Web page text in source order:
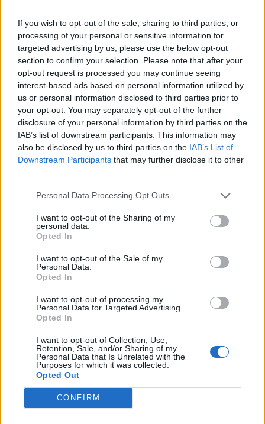
If you wish to opt-out of the sale, sharing to third parties, or
processing of your personal or sensitive information for
targeted advertising by us, please use the below opt-out
section to confirm your selection. Please note that after your
opt-out request is processed you may continue seeing
interest-based ads based on personal information utilized by
us or personal information disclosed to third parties prior to
your opt-out. You may separately opt-out of the further
disclosure of your personal information by third parties on the
IAB’s list of downstream participants. This information may
also be disclosed by us to third parties on the IAB’s List of
Downstream Participants that may further disclose it to other
Personal Data Processing Opt Outs
I want to opt-out of the Sharing of my
personal data.
Opted In
I want to opt-out of the Sale of my
Personal Data.
Opted In
I want to opt-out of processing my
Personal Data for Targeted Advertising.
Opted In
I want to opt-out of Collection, Use,
Retention, Sale, and/or Sharing of my
Personal Data that Is Unrelated with the
Purposes for which it was collected.
Opted Out
CONFIRM
Frank implementa così l’attacco leggero, un 4-2-3-1
spettacolare, con Wissa prima punta, Mbeumo,
Damsgaard e Shade dietro di lui. Arrivano gol a grappoli,
con 3 giocatori sopra la doppia cifra. Poi le cessioni estive,
come abbiamo scritto in precedenza. E così affacciandosi
alla stagione attuale, in molti nutrono dei dubbi sull’attacco
delle Bees. Adesso il mondo sembra essersi capovolto.
Un nuovo idolo
In una Premier dove Erling Haaland domina, c’è un uomo
solo in grado di tenere il suo ritmo, proprio Igor Thiago. Il
numero 9 biancorossoè già a quota 16 reti, condite con
ben 5 doppiette ed una tripletta. Solo nelle ultime due
giornate ha realizzato 5 gol. Thiago sembra sguazzare nel
campionato più difficile al mondo, come se avesse sempre
dal suo attaccante: “Non è normale che i giocatori
provengano dal calcio bulgaro o belga, siano fuori per
impatto sulla Premier League come ha fatto lui
Probabilmente direi una bugia se dicessi che me lo sarei
aspettato.”. Ma Thiago è un attaccante vero. 1.91 che
combina la forza fisica, ad una mobilità di livello. Si sbatte,
va a duello, attacca la profondità, e segna. I dati sono dalla
sua parte, dato che dai 12.6 gol attesi, Igor Thiago ne ha
messi a segno 16. Un altro dato in cui eccelle sono i rigori.
Il gioco diretto di Andrews sembra cucito dal sarto per il
gigante con la 9 sulla schiena. E chissà che Carlo
Ancelotti non ci faccia un pensierino
proposito di Brasile, Thiago è il giocatore brasiliano ad
aver segnato di più in una singola stagione di Premier
un piccolo dettaglio? Mancano ancora 17 giornate. Le